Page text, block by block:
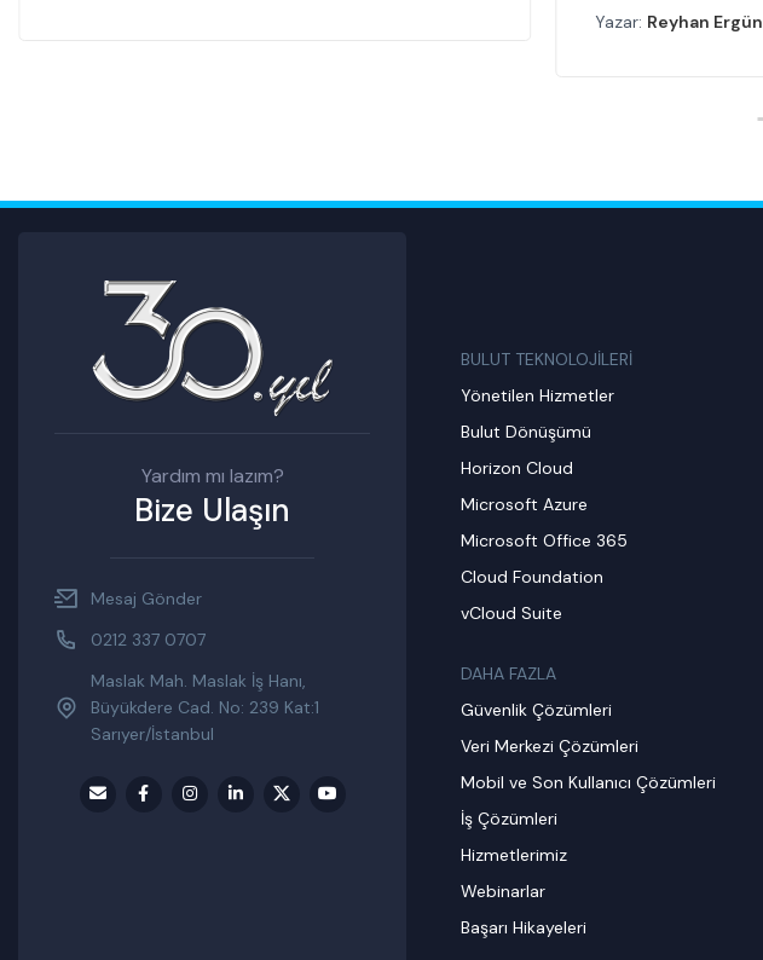
Yazar: Reyhan Ergün
Yardım mı lazım?
Bize Ulaşın
Mesaj Gönder
0212 337 0707
Maslak Mah. Maslak İş Hanı,
Büyükdere Cad. No: 239 Kat:1
Sarıyer/İstanbul
BULUT TEKNOLOJİLERİ
Yönetilen Hizmetler
Bulut Dönüşümü
Horizon Cloud
Microsoft Azure
Microsoft Office 365
Cloud Foundation
vCloud Suite
DAHA FAZLA
Güvenlik Çözümleri
Veri Merkezi Çözümleri
Mobil ve Son Kullanıcı Çözümleri
İş Çözümleri
Hizmetlerimiz
Webinarlar
Başarı Hikayeleri